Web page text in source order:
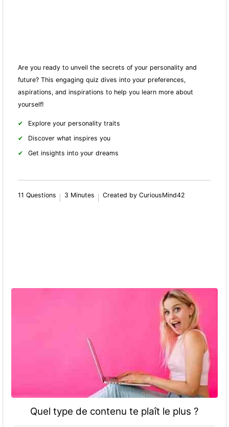
Are you ready to unveil the secrets of your personality and
future? This engaging quiz dives into your preferences,
aspirations, and inspirations to help you learn more about
yourself!
Explore your personality traits
Discover what inspires you
Get insights into your dreams
11 Questions 3 Minutes Created by CuriousMind42
Quel type de contenu te plaît le plus ?